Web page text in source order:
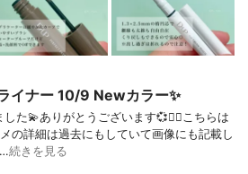
イナー 10/9 Newカラー✨
た💫ありがとうございます💞🙇‍♀️こちらは
の詳細は過去にもしていて画像にも記載し
続きを見る